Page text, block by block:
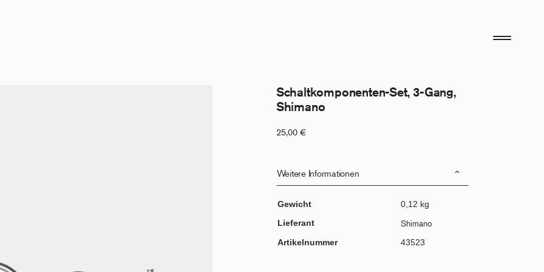
Schaltkomponenten-Set, 3-Gang,
Shimano
25,00 €
Weitere Informationen
Gewicht
0,12 kg
Lieferant
Shimano
Artikelnummer 43523